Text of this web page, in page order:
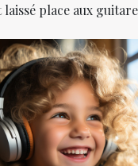
laissé place aux